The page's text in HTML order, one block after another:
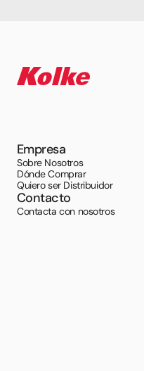
Empresa
Sobre Nosotros
Dónde Comprar
Quiero ser Distribuidor
Contacto
Contacta con nosotros